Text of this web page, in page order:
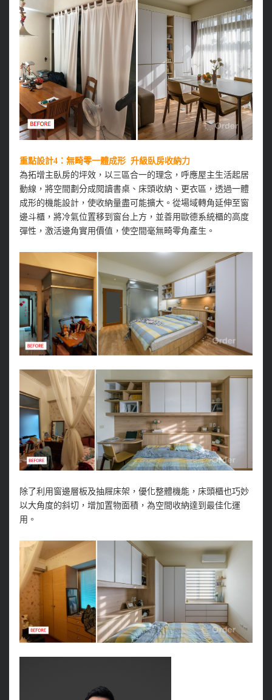
重點設計4：無畸零一體成形 升級臥房收納力
為拓增主臥房的坪效，以三區合一的理念，呼應屋主生活起居
動線，將空間劃分成閱讀書桌、床頭收納、更衣區，透過一體
成形的機能設計，使收納量盡可能擴大。從場域轉角延伸至窗
邊斗櫃，將冷氣位置移到窗台上方，並善用歐德系統櫃的高度
彈性，激活邊角實用價值，使空間毫無畸零角產生。
除了利用窗邊層板及抽屜床架，優化整體機能，床頭櫃也巧妙
以大角度的斜切，增加置物面積，為空間收納達到最佳化運
用。